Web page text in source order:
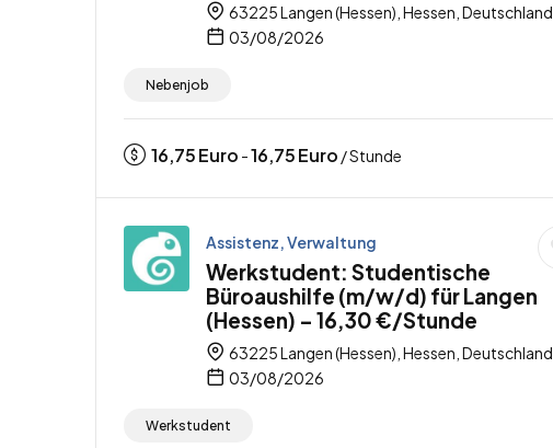
63225 Langen (Hessen), Hessen, Deutschland
03/08/2026
Nebenjob
16,75Euro -16,75Euro / Stunde
Assistenz, Verwaltung
Werkstudent: Studentische
Büroaushilfe (m/w/d) für Langen
(Hessen) – 16,30 €/Stunde
63225 Langen (Hessen), Hessen, Deutschland
03/08/2026
Werkstudent